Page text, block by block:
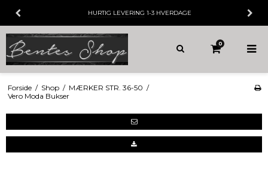
HURTIG LEVERING 1-3 HVERDAGE
0
Forside / Shop / MÆRKER STR. 36-50 /
Vero Moda Bukser